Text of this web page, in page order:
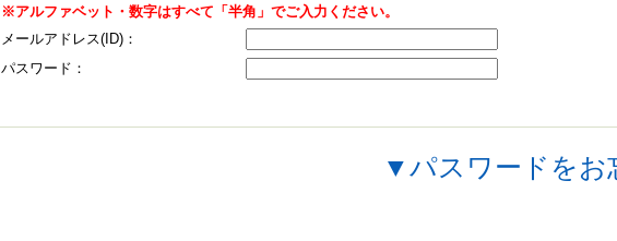
※アルファベット・数字はすべて「半角」でご入力ください。
メールアドレス(ID)：
パスワード：
▼パスワードをお